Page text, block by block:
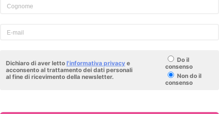
Dichiaro di aver letto l'informativa privacy e
acconsento al trattamento dei dati personali
al fine di ricevimento della newsletter.
Do il
consenso
Non do il
consenso